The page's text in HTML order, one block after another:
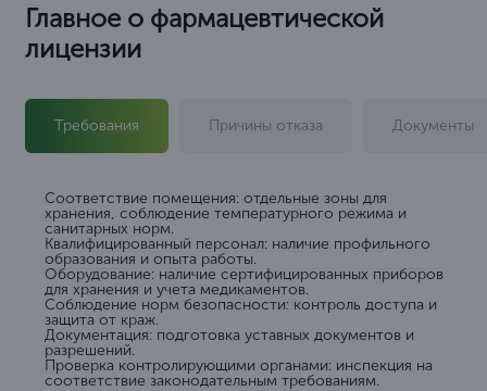
Главное о фармацевтической
лицензии
Требования Причины отказа Документы
Соответствие помещения: отдельные зоны для
хранения, соблюдение температурного режима и
санитарных норм.
Квалифицированный персонал: наличие профильного
образования и опыта работы.
Оборудование: наличие сертифицированных приборов
для хранения и учета медикаментов.
Соблюдение норм безопасности: контроль доступа и
защита от краж.
Документация: подготовка уставных документов и
разрешений.
Проверка контролирующими органами: инспекция на
соответствие законодательным требованиям.